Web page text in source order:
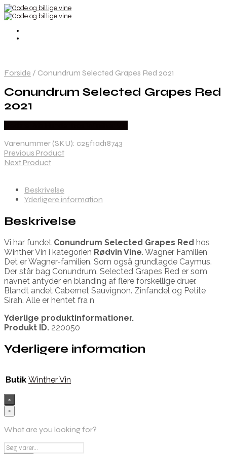
Forside / Conundrum Selected Grapes Red 2021
Conundrum Selected Grapes Red
2021
Varenummer (SKU): c25f1ad18743
Previous Product
Next Product
Beskrivelse
Yderligere information
Beskrivelse
Vi har fundet Conundrum Selected Grapes Red hos
Winther Vin i kategorien Rødvin Vine. Wagner Familien
Det er Wagner-familien. Som også grundlagde Caymus.
Der står bag Conundrum. Selected Grapes Red er som
navnet antyder en blanding af flere forskellige druer.
Blandt andet Cabernet Sauvignon. Zinfandel og Petite
Sirah. Alle er hentet fra n
Yderlige produktinformationer.
Produkt ID. 220050
Yderligere information
Butik Winther Vin
×
×
What are you looking for?